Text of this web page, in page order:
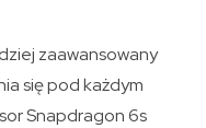
zaawansowany
się pod każdym
Snapdragon 6s